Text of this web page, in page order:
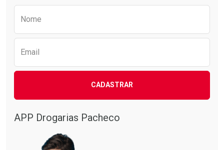
Nome
Email
CADASTRAR
APP Drogarias Pacheco